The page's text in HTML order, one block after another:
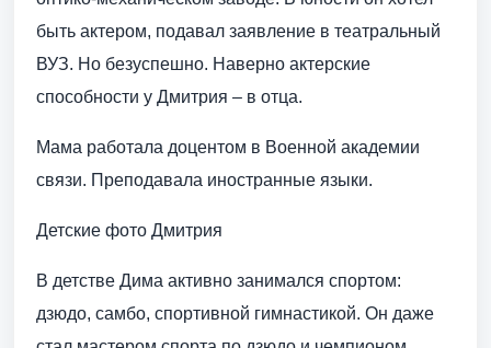
быть актером, подавал заявление в театральный
ВУЗ. Но безуспешно. Наверно актерские
способности у Дмитрия – в отца.
Мама работала доцентом в Военной академии
связи. Преподавала иностранные языки.
Детские фото Дмитрия
В детстве Дима активно занимался спортом:
дзюдо, самбо, спортивной гимнастикой. Он даже